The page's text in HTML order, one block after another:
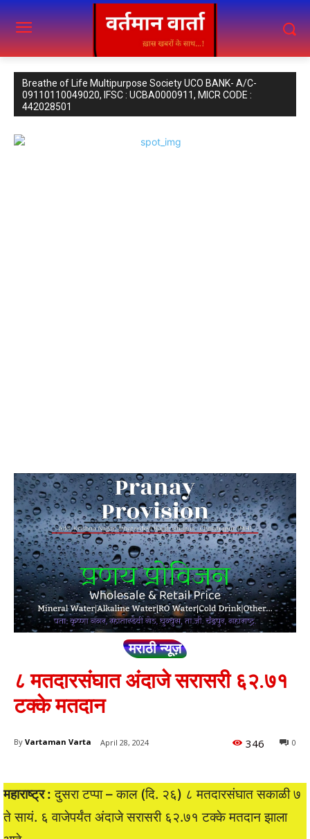
Breathe of Life Multipurpose Society UCO BANK- A/C-
09110110049020, IFSC : UCBA0000911, MICR CODE :
442028501
मराठी न्यूज़
८ मतदारसंघात अंदाजे सरासरी ६२.७१
टक्के मतदान
By Vartaman Varta April 28, 2024 0
346
महाराष्ट्र : दुसरा टप्पा – काल (दि. २६) ८ मतदारसंघात सकाळी ७
ते सायं. ६ वाजेपर्यंत अंदाजे सरासरी ६२.७१ टक्के मतदान झाला